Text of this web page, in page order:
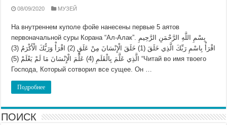
08/09/2020 МУЗЕЙ
На внутреннем куполе фойе нанесены первые 5 аятов
первоначальной суры Корана “Ал-Алак”. بِسْمِ اللَّهِ الرَّحْمَنِ الرَّحِيمِ
اقْرَأْ بِاسْمِ رَبِّكَ الَّذِي خَلَقَ (1) خَلَقَ الْإِنْسَانَ مِنْ عَلَقٍ (2) اقْرَأْ وَرَبُّكَ الْأَكْرَمُ (3)
الَّذِي عَلَّمَ بِالْقَلَمِ (4) عَلَّمَ الْإِنْسَانَ مَا لَمْ يَعْلَمْ (5) “Читай во имя твоего
Господа, Который сотворил все сущее. Он …
Подробнее
ПОИСК